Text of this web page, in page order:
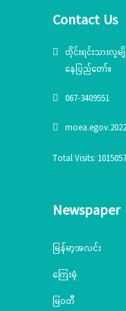
Contact Us
တိုင်းရင်းသားလူမျို
နေပြည်တော်။
067-3409551
Total Visits:
Newspaper
မြန်မာ့အလင်း
ကြေးမုံ
မြဝတီ